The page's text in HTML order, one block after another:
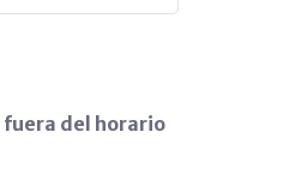
fuera del horario